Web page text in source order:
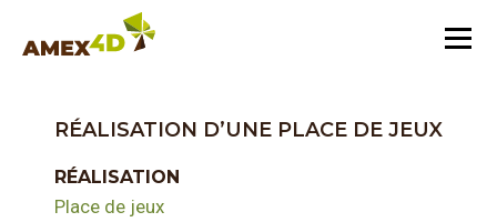
RÉALISATION D’UNE PLACE DE JEUX
RÉALISATION
Place de jeux